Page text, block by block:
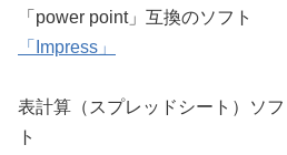
「power point」互換のソフト
「Impress」
表計算（スプレッドシート）ソ
ト